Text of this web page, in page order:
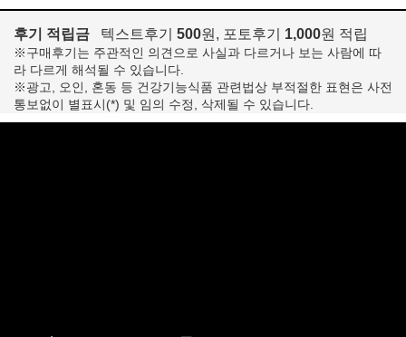
후기 적립금 텍스트후기 500원, 포토후기 1,000원 적립
※구매후기는 주관적인 의견으로 사실과 다르거나 보는 사람에 따
라 다르게 해석될 수 있습니다.
※광고, 오인, 혼동 등 건강기능식품 관련법상 부적절한 표현은 사전
통보없이 별표시(*) 및 임의 수정, 삭제될 수 있습니다.